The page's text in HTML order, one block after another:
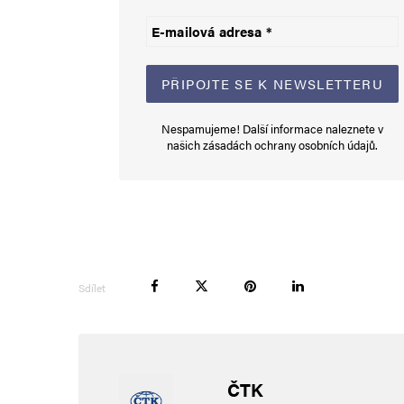
Uložit do prohlížeče jméno, e-mail a webovou stránku pro
Informujte mě o nových komentářích e-mailem.
Nespamujeme! Další informace naleznete v
našichzásadách ochrany osobních údajů.
Sdílet
ČTK